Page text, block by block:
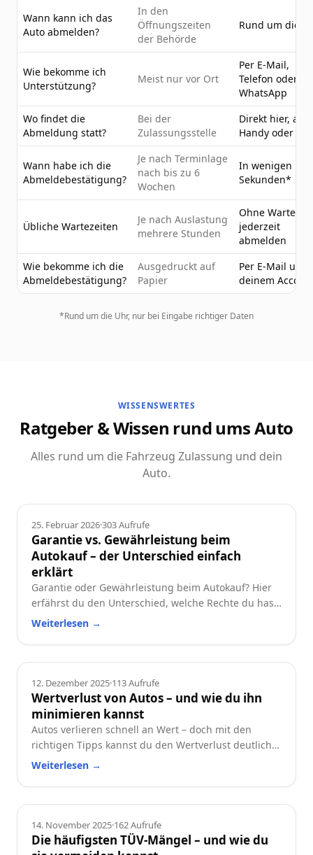
Wann kann ich das
Auto abmelden?
In den
Öffnungszeiten
der Behörde
Rund um die
Wie bekomme ich
Unterstützung?
Meist nur vor Ort
Per E-Mail,
Telefon oder
WhatsApp
Wo findet die
Abmeldung statt?
Bei der
Zulassungsstelle
Direkt hier, am
Handy oder PC
Wann habe ich die
Abmeldebestätigung?
Je nach Terminlage
nach bis zu 6
Wochen
In wenigen
Sekunden*
Übliche Wartezeiten
Je nach Auslastung
mehrere Stunden
Ohne Wartezeit
jederzeit
abmelden
Wie bekomme ich die
Abmeldebestätigung?
Ausgedruckt auf
Papier
Per E-Mail und
deinem
*Rund um die Uhr, nur bei Eingabe richtiger Daten
WISSENSWERTES
Ratgeber & Wissen rund ums Auto
Alles rund um die Fahrzeug Zulassung und dein
Auto.
Ratgeber
25. Februar 2026·303Aufrufe
Garantie vs. Gewährleistung beim
Autokauf – der Unterschied einfach
erklärt
Garantie oder Gewährleistung beim Autokauf? Hier
erfährst du den Unterschied, welche Rechte du hast
und worauf du beim Neu- oder Gebrauchtwagen
Weiterlesen →
Ratgeber
12. Dezember 2025·113Aufrufe
Wertverlust von Autos – und wie du ihn
minimieren kannst
Autos verlieren schnell an Wert – doch mit den
richtigen Tipps kannst du den Wertverlust deutlich
reduzieren. Erfahre, welche Faktoren besonders
wertstabil hältst.
Weiterlesen →
Ratgeber
14. November 2025·162Aufrufe
Die häufigsten TÜV-Mängel – und wie du